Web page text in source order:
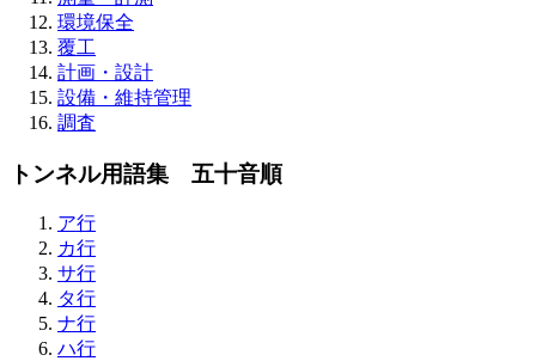
環境保全
覆工
計画・設計
設備・維持管理
調査
トンネル用語集 五十音順
ア行
カ行
サ行
タ行
ナ行
ハ行